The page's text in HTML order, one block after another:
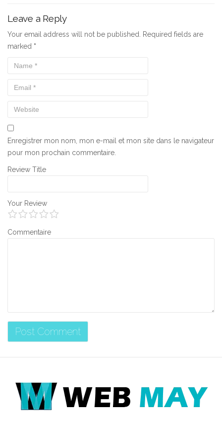
Leave a Reply
Your email address will not be published. Required fields are
marked *
Enregistrer mon nom, mon e-mail et mon site dans le navigateur
pour mon prochain commentaire.
Review Title
Your Review
Commentaire